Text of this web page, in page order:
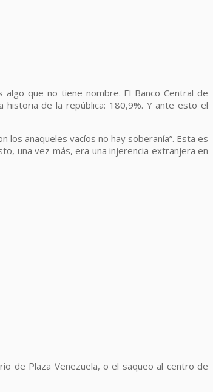
que no tiene nombre. El Banco Central de
historia de la república: 180,9%. Y ante esto el
los anaqueles vacíos no hay soberanía”. Esta es
una vez más, era una injerencia extranjera en
de Plaza Venezuela, o el saqueo al centro de